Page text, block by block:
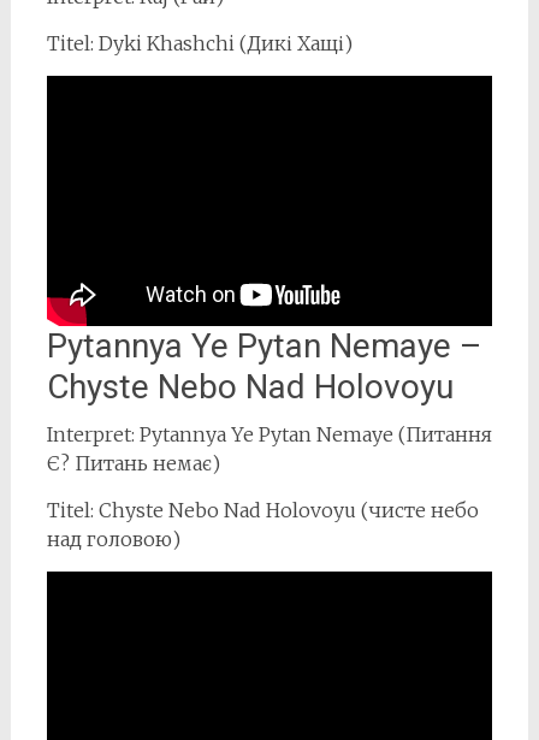
Titel: Dyki Khashchi (Дикі Хащі)
Pytannya Ye Pytan Nemaye –
Chyste Nebo Nad Holovoyu
Interpret: Pytannya Ye Pytan Nemaye (Питання
Є? Питань немає)
Titel: Chyste Nebo Nad Holovoyu (чисте небо
над головою)